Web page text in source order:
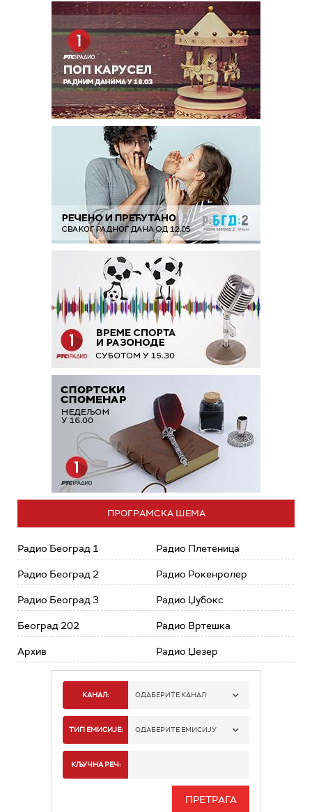
ПРОГРАМСКА ШЕМА
Радио Београд 1
Радио Београд 2
Радио Београд 3
Београд 202
Архив
Радио Плетеница
Радио Рокенролер
Радио Џубокс
Радио Вртешка
Радио Џезер
КАНАЛ: ОДАБЕРИТЕ КАНАЛ
РАДИО БЕОГРАД 1
РАДИО БЕОГРАД 3
ТИП ЕМИСИЈЕ: ОДАБЕРИТЕ ЕМИСИЈУ
КЉУЧНА РЕЧ: